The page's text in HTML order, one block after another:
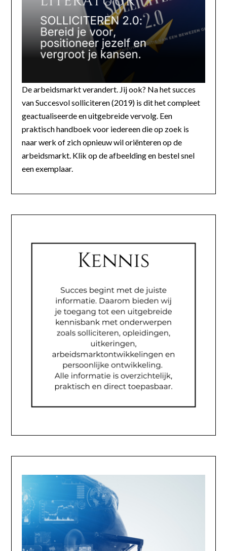
De arbeidsmarkt verandert. Jij ook? Na het succes
van Succesvol solliciteren (2019) is dit het compleet
geactualiseerde en uitgebreide vervolg. Een
praktisch handboek voor iedereen die op zoek is
naar werk of zich opnieuw wil oriënteren op de
arbeidsmarkt. Klik op de afbeelding en bestel snel
een exemplaar.